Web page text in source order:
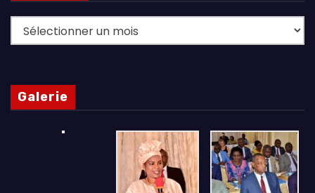
Archives
Galerie